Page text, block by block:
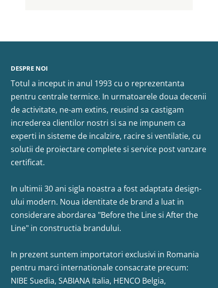
DESPRE NOI
Totul a inceput in anul 1993 cu o reprezentanta
pentru centrale termice. In urmatoarele doua decenii
de activitate, ne-am extins, reusind sa castigam
increderea clientilor nostri si sa ne impunem ca
experti in sisteme de incalzire, racire si ventilatie, cu
solutii de proiectare complete si service post vanzare
certificat.
In ultimii 30 ani sigla noastra a fost adaptata design-
ului modern. Noua identitate de brand a luat in
considerare abordarea "Before the Line si After the
Line" in constructia brandului.
In prezent suntem importatori exclusivi in Romania
pentru marci internationale consacrate precum:
NIBE Suedia, SABIANA Italia, HENCO Belgia,